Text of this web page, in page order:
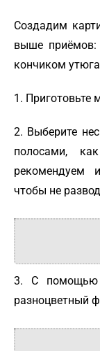
Создадим
выше приёмов:
кончиком
1. Приготовьте
2. Выберите
полосами,
рекомендуем
чтобы не
3. С помощью
разноцветный